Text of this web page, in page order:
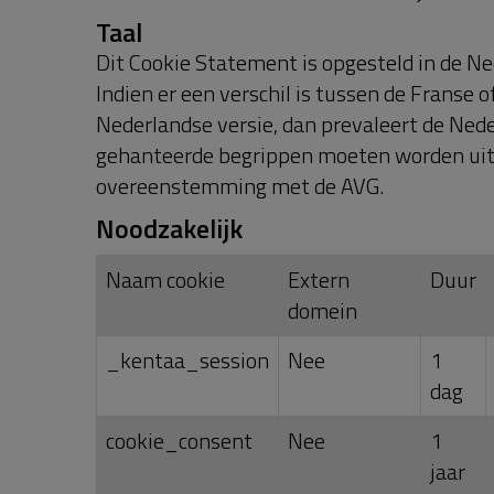
dashboard_locale
Nee 1 jaar
Statistieken
Naam cookie
Extern
domein
Duur
_ga
id>
Nee